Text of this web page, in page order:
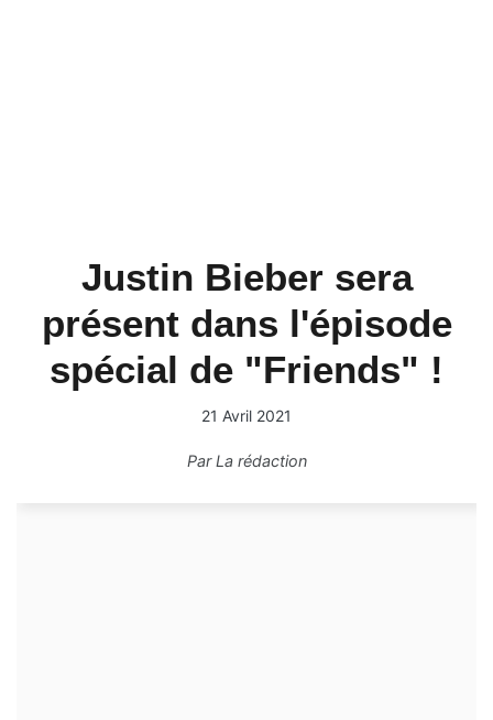
Justin Bieber sera
présent dans l'épisode
spécial de "Friends" !
21 Avril 2021
ParLa rédaction